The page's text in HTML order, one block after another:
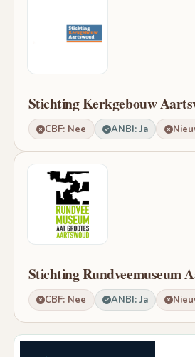
Stichting Kerkgebouw
CBF: Nee ANBI: Ja
Stichting Rundveemuseum
CBF: Nee ANBI: Ja